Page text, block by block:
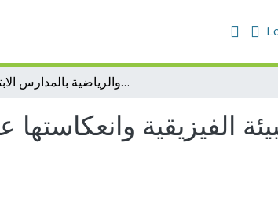
البيئة الفيزيقية وانعكاستها على جودة الكفاءة التدريسية لدى اساتدة التربية البدنية والرياضية بالمدارس الابتدائية
الفيزيقية